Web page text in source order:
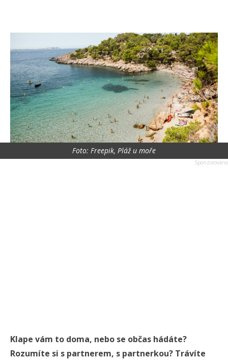
Foto: Freepik, Pláž u moře
Klape vám to doma, nebo se občas hádáte?
Rozumíte si s partnerem, s partnerkou? Trávíte